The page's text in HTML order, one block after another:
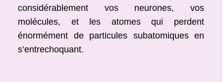
considérablement vos neurones, vos
molécules, et les atomes qui perdent
énormément de particules subatomiques en
s’entrechoquant.